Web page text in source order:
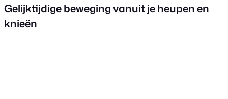
Gelijktijdige beweging vanuit je heupen en
knieën